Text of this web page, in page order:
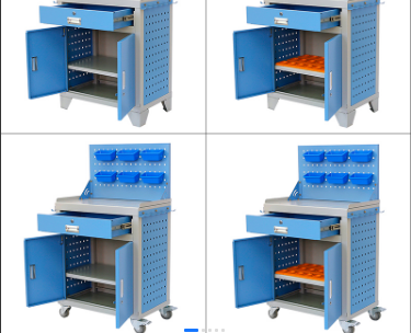
Produkte
Nachrichten
Unterstützung